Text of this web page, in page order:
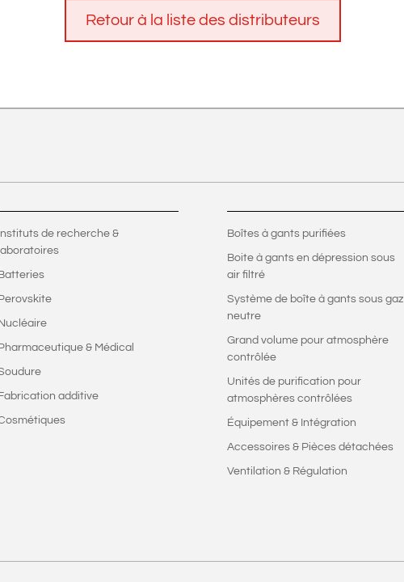
Retour à la liste des distributeurs
Instituts de recherche &
laboratoires
Batteries
Perovskite
Nucléaire
Pharmaceutique & Médical
Fabrication additive
Boîtes à gants purifiées
Boite à gants en dépression sous
air filtré
Système de boîte à gants sous gaz
neutre
Grand volume pour atmosphère
contrôlée
Unités de purification pour
atmosphères contrôlées
Équipement & Intégration
Accessoires & Pièces détachées
Ventilation & Régulation